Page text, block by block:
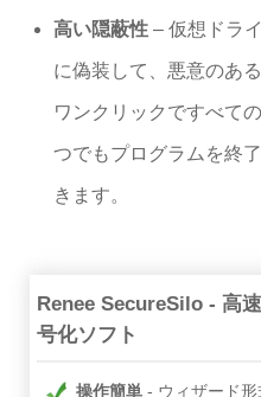
高い隠蔽性 – 仮想ドラ
に偽装して、悪意のあ
ワンクリックですべて
つでもプログラムを終
きます。
Renee SecureSilo - 高
号化ソフト
操作簡単 ウィザード